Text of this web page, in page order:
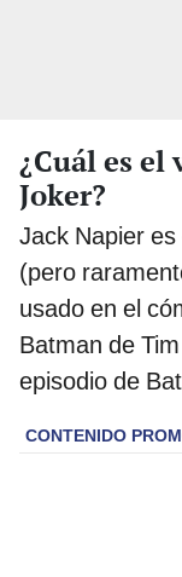
¿Cuál es el
Joker?
Jack Napier
(pero
usado en el
Batman de
episodio de